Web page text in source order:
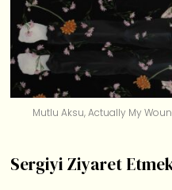
Mutlu Aksu, Actually My
Sergiyi Ziyaret